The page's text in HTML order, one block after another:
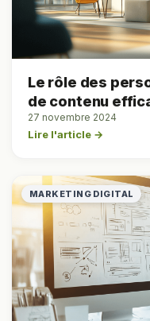
Le rôle des
de contenu
27 novembre 2024
Lire l'article →
MARKETING DIGITAL